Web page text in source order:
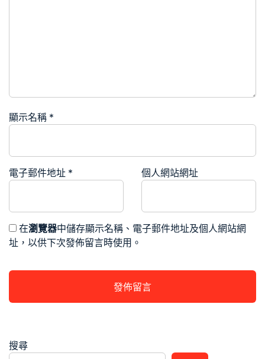
顯示名稱 *
電子郵件地址 * 個人網站網址
在瀏覽器中儲存顯示名稱、電子郵件地址及個人網站網
址，以供下次發佈留言時使用。
搜尋